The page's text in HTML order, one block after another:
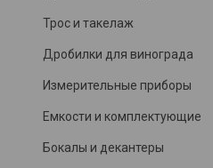
Трос и такелаж
Дробилки для винограда
Измерительные приборы
Емкости и комплектующие
Бокалы и декантеры